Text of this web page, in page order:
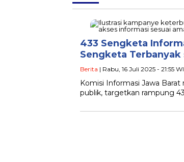
433 Sengketa
Sengketa Terbanyak
Berita | Rabu, 16 Juli 2025 - 21:55
Komisi Informasi Jawa
publik, targetkan rampung